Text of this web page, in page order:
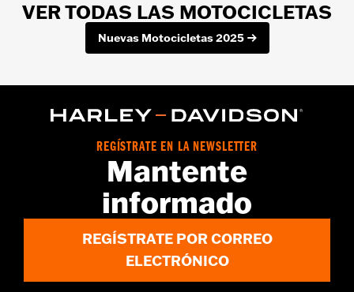
VER TODAS LAS MOTOCICLETAS
Nuevas Motocicletas 2025
REGÍSTRATE EN LA NEWSLETTER
Mantente
informado
REGÍSTRATE POR CORREO
ELECTRÓNICO